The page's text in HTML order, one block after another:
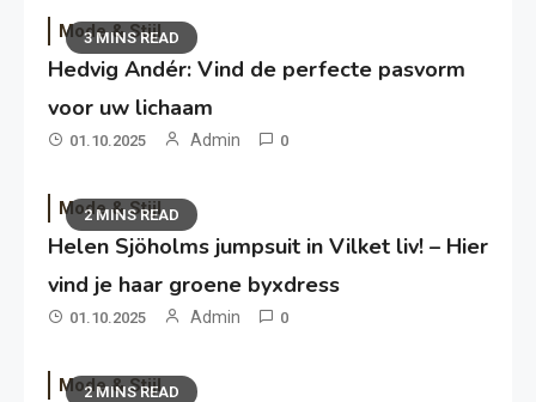
3 MINS READ
Mode & Stijl
Hedvig Andér: Vind de perfecte pasvorm
voor uw lichaam
01.10.2025 Admin 0
2 MINS READ
Mode & Stijl
Helen Sjöholms jumpsuit in Vilket liv! – Hier
vind je haar groene byxdress
01.10.2025 Admin 0
2 MINS READ
Mode & Stijl